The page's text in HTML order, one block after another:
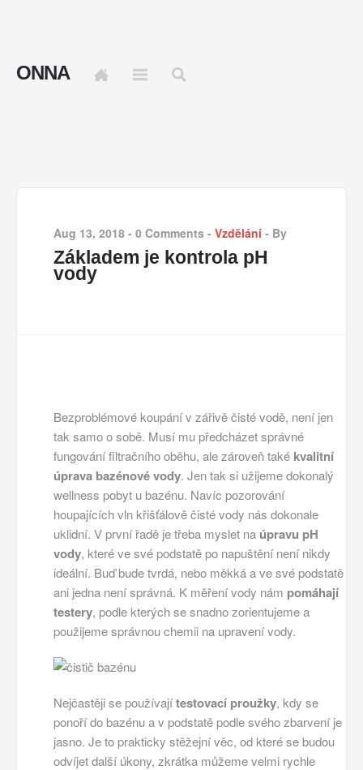
ONNA
Aug 13, 2018 - 0 Comments - Vzdělání - By
Základem je kontrola pH
vody
Bezproblémové koupání v zářivě čisté vodě, není jen
tak samo o sobě. Musí mu předcházet správné
fungování filtračního oběhu, ale zároveň také kvalitní
úprava bazénové vody. Jen tak si užijeme dokonalý
wellness pobyt u bazénu. Navíc pozorování
houpajících vln křišťálově čisté vody nás dokonale
uklidní. V první řadě je třeba myslet na úpravu pH
vody, které ve své podstatě po napuštění není nikdy
ideální. Buď bude tvrdá, nebo měkká a ve své podstatě
ani jedna není správná. K měření vody nám pomáhají
testery, podle kterých se snadno zorientujeme a
použijeme správnou chemii na upravení vody.
Nejčastěji se používajítestovací proužky, kdy se
ponoří do bazénu a v podstatě podle svého zbarvení je
jasno. Je to prakticky stěžejní věc, od které se budou
odvíjet další úkony, zkrátka můžeme velmi rychle